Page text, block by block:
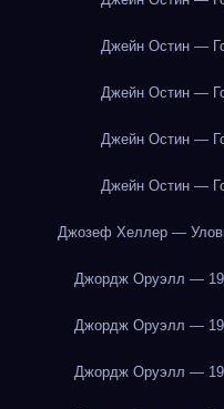
Джейн Остин —
Джейн Остин —
Джейн Остин —
Джейн Остин —
Джозеф Хеллер —
Джордж Оруэлл —
Джордж Оруэлл —
Джордж Оруэлл —